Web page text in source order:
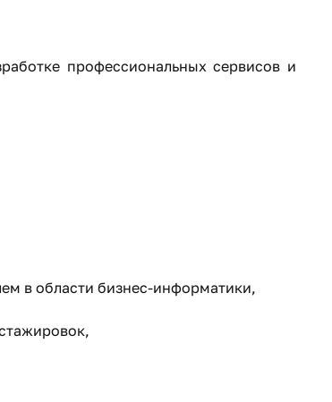
профессиональных сервисов и
в области бизнес-информатики,